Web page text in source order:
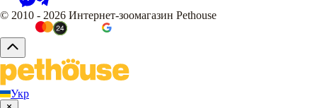
© 2010 - 2026 Интернет-зоомагазин Pethouse
Укр